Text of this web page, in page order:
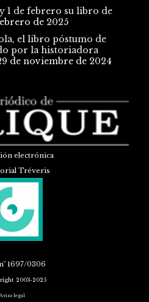
1 de febrero su libro de
de 2025
el libro póstumo de
por la historiadora
de noviembre de 2024
electrónica
Tréveris
nº 1697/0306
2003-2025
Aviso legal